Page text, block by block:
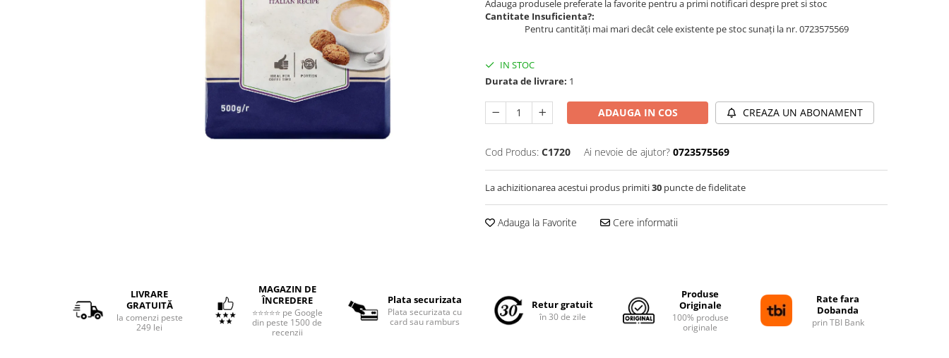
Adauga produsele preferate la favorite pentru a primi notificari despre pret si stoc
Cantitate Insuficienta?:
Pentru cantități mai mari decât cele existente pe stoc sunați la nr. 0723575569
IN STOC
Durata de livrare: 1
ADAUGA IN COS CREAZA UN ABONAMENT
Cod Produs: C1720 Ai nevoie de ajutor? 0723575569
La achizitionarea acestui produs primiti30 puncte de fidelitate
Adauga la Favorite Cere informatii
LIVRARE
GRATUITĂ
la comenzi peste
249 lei
MAGAZIN DE
ÎNCREDERE
⭐⭐⭐⭐⭐ pe Google
din peste 1500 de
recenzii
Plata securizata
Plata securizata cu
card sau ramburs
Retur gratuit
în 30 de zile
Produse
Originale
100% produse
originale
Rate fara
Dobanda
prin TBI Bank